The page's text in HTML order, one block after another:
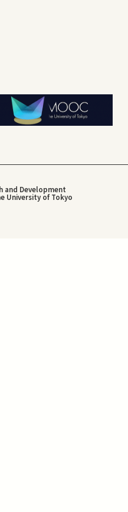
and Development
University of Tokyo